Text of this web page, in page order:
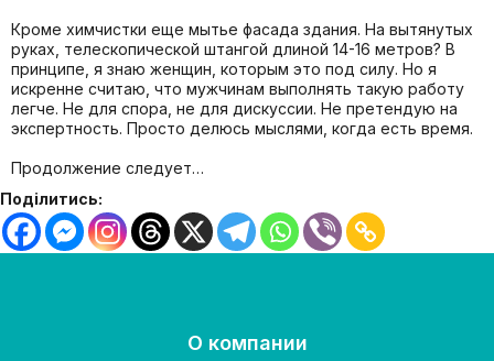
Кроме химчистки еще мытье фасада здания. На вытянутых
руках, телескопической штангой длиной 14-16 метров? В
принципе, я знаю женщин, которым это под силу. Но я
искренне считаю, что мужчинам выполнять такую работу
легче. Не для спора, не для дискуссии. Не претендую на
экспертность. Просто делюсь мыслями, когда есть время.
Продолжение следует…
Поділитись:
О компании